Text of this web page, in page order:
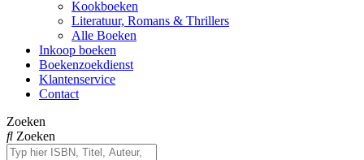
Kookboeken
Literatuur, Romans & Thrillers
Alle Boeken
Inkoop boeken
Boekenzoekdienst
Klantenservice
Contact
Zoeken
Zoeken